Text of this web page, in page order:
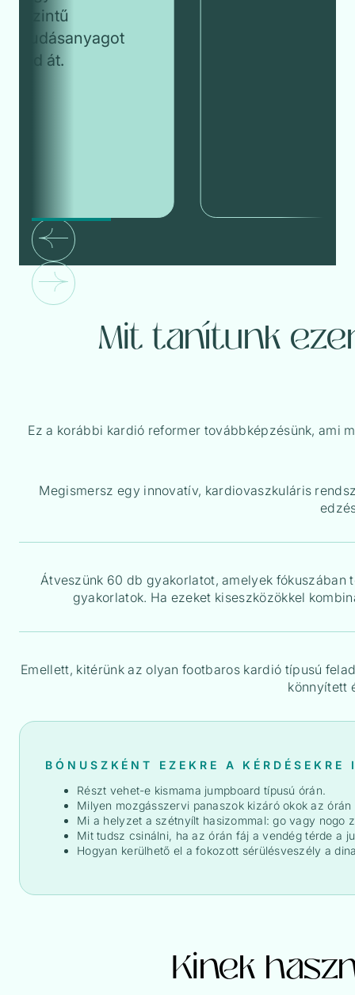
szintű
tudásanyagot
ad át.
Mit tanítunk
Ez a korábbi kardió reformer továbbképzésünk, ami
Megismersz egy innovatív, kardiovaszkuláris
Átveszünk 60 db gyakorlatot, amelyek
gyakorlatok. Ha ezeket kiseszközökkel
Emellett, kitérünk az olyan footbaros kardió típusú
könnyített
BÓNUSZKÉNT EZEKRE A
Részt vehet-e kismama jumpboard típusú órán.
Milyen mozgásszervi panaszok kizáró okok az
Mi a helyzet a szétnyílt hasizommal: go vagy nogo
Mit tudsz csinálni, ha az órán fáj a vendég térde a
Hogyan kerülhető el a fokozott sérülésveszély a
Kinek